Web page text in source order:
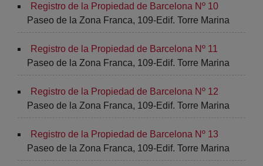
Registro de la Propiedad de Barcelona Nº 10
Paseo de la Zona Franca, 109-Edif. Torre Marina
Registro de la Propiedad de Barcelona Nº 11
Paseo de la Zona Franca, 109-Edif. Torre Marina
Registro de la Propiedad de Barcelona Nº 12
Paseo de la Zona Franca, 109-Edif. Torre Marina
Registro de la Propiedad de Barcelona Nº 13
Paseo de la Zona Franca, 109-Edif. Torre Marina